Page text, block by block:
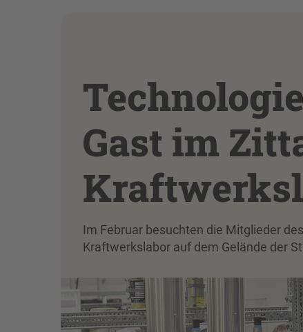
Gast im
Im Februar besuchten die Mitglieder
Kraftwerkslabor auf dem Gelände der